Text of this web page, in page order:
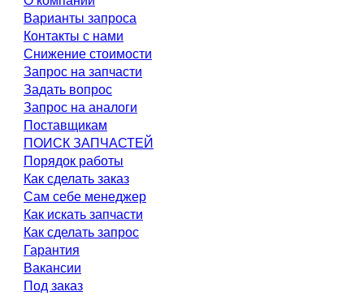
Варианты запроса
Контакты с нами
Снижение стоимости
Запрос на запчасти
Задать вопрос
Запрос на аналоги
Поставщикам
ПОИСК ЗАПЧАСТЕЙ
Порядок работы
Как сделать заказ
Сам себе менеджер
Как искать запчасти
Как сделать запрос
Гарантия
Вакансии
Под заказ